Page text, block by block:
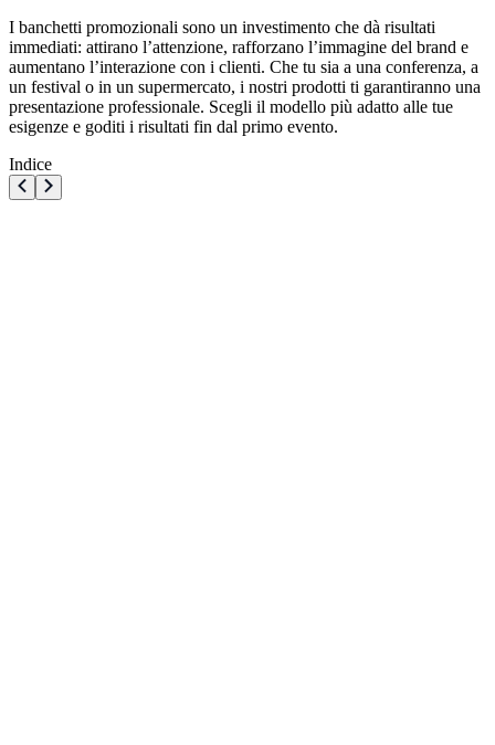
I banchetti promozionali sono un investimento che dà risultati
immediati: attirano l’attenzione, rafforzano l’immagine del brand e
aumentano l’interazione con i clienti. Che tu sia a una conferenza, a
un festival o in un supermercato, i nostri prodotti ti garantiranno una
presentazione professionale. Scegli il modello più adatto alle tue
esigenze e goditi i risultati fin dal primo evento.
Indice